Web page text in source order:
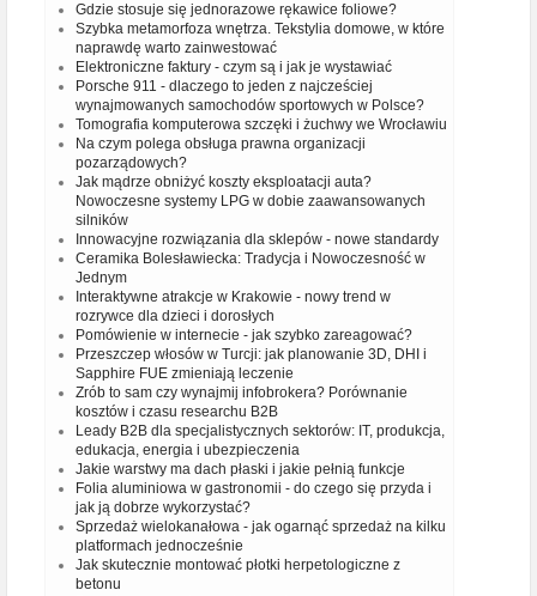
Gdzie stosuje się jednorazowe rękawice foliowe?
Szybka metamorfoza wnętrza. Tekstylia domowe, w które
naprawdę warto zainwestować
Elektroniczne faktury - czym są i jak je wystawiać
Porsche 911 - dlaczego to jeden z najcześciej
wynajmowanych samochodów sportowych w Polsce?
Tomografia komputerowa szczęki i żuchwy we Wrocławiu
Na czym polega obsługa prawna organizacji
pozarządowych?
Jak mądrze obniżyć koszty eksploatacji auta?
Nowoczesne systemy LPG w dobie zaawansowanych
silników
Innowacyjne rozwiązania dla sklepów - nowe standardy
Ceramika Bolesławiecka: Tradycja i Nowoczesność w
Jednym
Interaktywne atrakcje w Krakowie - nowy trend w
rozrywce dla dzieci i dorosłych
Pomówienie w internecie - jak szybko zareagować?
Przeszczep włosów w Turcji: jak planowanie 3D, DHI i
Sapphire FUE zmieniają leczenie
Zrób to sam czy wynajmij infobrokera? Porównanie
kosztów i czasu researchu B2B
Leady B2B dla specjalistycznych sektorów: IT, produkcja,
edukacja, energia i ubezpieczenia
Jakie warstwy ma dach płaski i jakie pełnią funkcje
Folia aluminiowa w gastronomii - do czego się przyda i
jak ją dobrze wykorzystać?
Sprzedaż wielokanałowa - jak ogarnąć sprzedaż na kilku
platformach jednocześnie
Jak skutecznie montować płotki herpetologiczne z
betonu